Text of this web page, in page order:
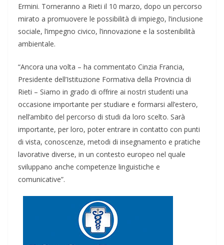
Ermini. Torneranno a Rieti il 10 marzo, dopo un percorso
mirato a promuovere le possibilità di impiego, l’inclusione
sociale, l’impegno civico, l’innovazione e la sostenibilità
ambientale.
“Ancora una volta – ha commentato Cinzia Francia,
Presidente dell’Istituzione Formativa della Provincia di
Rieti – Siamo in grado di offrire ai nostri studenti una
occasione importante per studiare e formarsi all’estero,
nell’ambito del percorso di studi da loro scelto. Sarà
importante, per loro, poter entrare in contatto con punti
di vista, conoscenze, metodi di insegnamento e pratiche
lavorative diverse, in un contesto europeo nel quale
sviluppano anche competenze linguistiche e
comunicative”.